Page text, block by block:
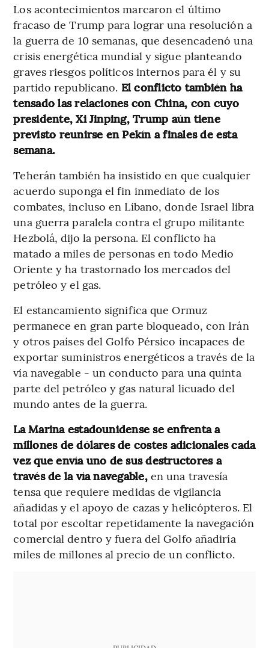
Los acontecimientos marcaron el último
fracaso de Trump para lograr una resolución a
la guerra de 10 semanas, que desencadenó una
crisis energética mundial y sigue planteando
graves riesgos políticos internos para él y su
partido republicano. El conflicto también ha
tensado las relaciones con China, con cuyo
presidente, Xi Jinping, Trump aún tiene
previsto reunirse en Pekín a finales de esta
semana.
Teherán también ha insistido en que cualquier
acuerdo suponga el fin inmediato de los
combates, incluso en Líbano, donde Israel libra
una guerra paralela contra el grupo militante
Hezbolá, dijo la persona. El conflicto ha
matado a miles de personas en todo Medio
Oriente y ha trastornado los mercados del
petróleo y el gas.
El estancamiento significa que Ormuz
permanece en gran parte bloqueado, con Irán
y otros países del Golfo Pérsico incapaces de
exportar suministros energéticos a través de la
vía navegable - un conducto para una quinta
parte del petróleo y gas natural licuado del
mundo antes de la guerra.
La Marina estadounidense se enfrenta a
millones de dólares de costes adicionales cada
vez que envía uno de sus destructores a
través de la vía navegable,en una travesía
tensa que requiere medidas de vigilancia
añadidas y el apoyo de cazas y helicópteros. El
total por escoltar repetidamente la navegación
comercial dentro y fuera del Golfo añadiría
miles de millones al precio de un conflicto.